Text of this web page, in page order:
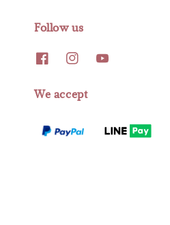
Follow us
We accept